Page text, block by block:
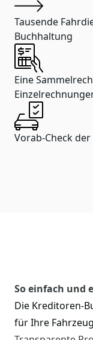
Tausende
Buchhaltung
Eine
Vorab-Check
So einfach und
Die Kreditoren-
für Ihre